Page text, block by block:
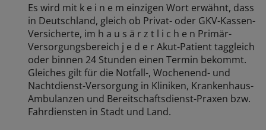
Es wird mit k e i n e m einzigen Wort erwähnt, dass
in Deutschland, gleich ob Privat- oder GKV-Kassen-
Versicherte, im h a u s ä r z t l i c h e n Primär-
Versorgungsbereich j e d e r Akut-Patient taggleich
oder binnen 24 Stunden einen Termin bekommt.
Gleiches gilt für die Notfall-, Wochenend- und
Nachtdienst-Versorgung in Kliniken, Krankenhaus-
Ambulanzen und Bereitschaftsdienst-Praxen bzw.
Fahrdiensten in Stadt und Land.